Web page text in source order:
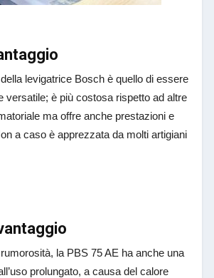
levigatrice Bosch è quello di essere
versatile; è più costosa rispetto ad altre
ma offre anche prestazioni e
a caso è apprezzata da molti artigiani
la PBS 75 AE ha anche una
prolungato, a causa del calore